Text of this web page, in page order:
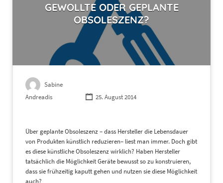
GEWOLLTE ODER GEPLANTE
OBSOLESZENZ?
Sabine
Andreadis
25. August 2014
Über geplante Obsoleszenz – dass Hersteller die Lebensdauer
von Produkten künstlich reduzieren– liest man immer. Doch gibt
es diese künstliche Obsoleszenz wirklich? Haben Hersteller
tatsächlich die Möglichkeit Geräte bewusst so zu konstruieren,
dass sie frühzeitig kaputt gehen und nutzen sie diese Möglichkeit